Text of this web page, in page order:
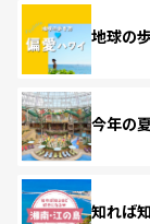
地球の
今年の
知れば